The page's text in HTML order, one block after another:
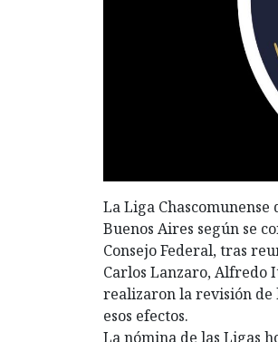
La Liga
Buenos Aires según se
Consejo Federal, tras
Carlos Lanzaro, Alfredo
realizaron la revisión de
esos efectos.
La nómina de las Ligas